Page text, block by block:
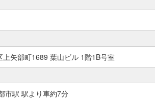
矢部町1689 葉山ビル 1階1B号室
市駅 駅より車約7分